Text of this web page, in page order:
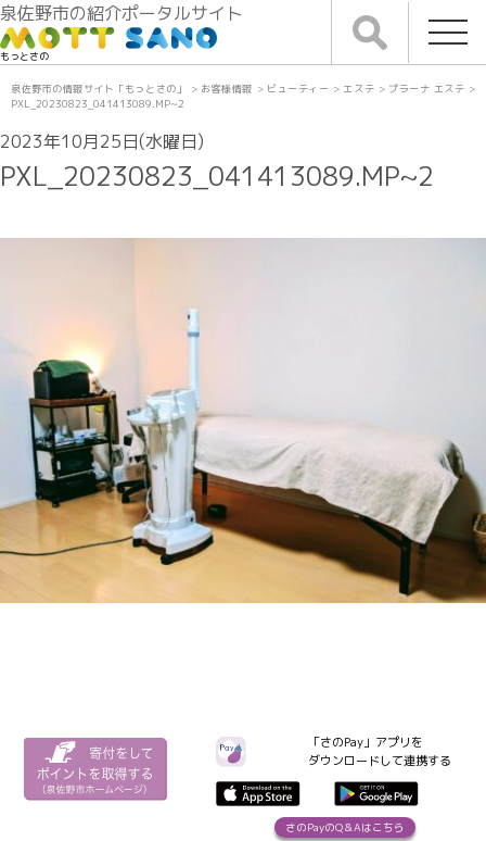
泉佐野市の紹介ポータルサイト
もっとさの
泉佐野市の情報サイト「もっとさの」 > お客様情報 > ビューティー > エステ > プラーナ エステ >
PXL_20230823_041413089.MP~2
2023年10月25日(水曜日)
PXL_20230823_041413089.MP~2
「さのPay」アプリを
ダウンロードして連携する
さのPayのQ＆Aはこちら